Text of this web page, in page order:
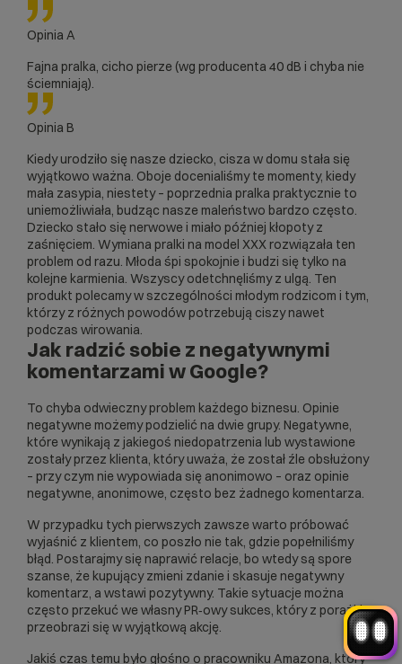
Opinia A
Fajna pralka, cicho pierze (wg producenta 40 dB i chyba nie
ściemniają).
Opinia B
Kiedy urodziło się nasze dziecko, cisza w domu stała się
wyjątkowo ważna. Oboje docenialiśmy te momenty, kiedy
mała zasypia, niestety – poprzednia pralka praktycznie to
uniemożliwiała, budząc nasze maleństwo bardzo często.
Dziecko stało się nerwowe i miało później kłopoty z
zaśnięciem. Wymiana pralki na model XXX rozwiązała ten
problem od razu. Młoda śpi spokojnie i budzi się tylko na
kolejne karmienia. Wszyscy odetchnęliśmy z ulgą. Ten
produkt polecamy w szczególności młodym rodzicom i tym,
którzy z różnych powodów potrzebują ciszy nawet
podczas wirowania.
Jak radzić sobie z negatywnymi
komentarzami w Google?
To chyba odwieczny problem każdego biznesu. Opinie
negatywne możemy podzielić na dwie grupy. Negatywne,
które wynikają z jakiegoś niedopatrzenia lub wystawione
zostały przez klienta, który uważa, że został źle obsłużony
– przy czym nie wypowiada się anonimowo – oraz opinie
negatywne, anonimowe, często bez żadnego komentarza.
W przypadku tych pierwszych zawsze warto próbować
wyjaśnić z klientem, co poszło nie tak, gdzie popełniliśmy
błąd. Postarajmy się naprawić relacje, bo wtedy są spore
szanse, że kupujący zmieni zdanie i skasuje negatywny
komentarz, a wstawi pozytywny. Takie sytuacje można
często przekuć we własny PR‑owy sukces, który z porażki
przeobrazi się w wyjątkową akcję.
Jakiś czas temu było głośno o pracowniku Amazona, który
Witaj! Jestem robo_Folks.
W czym mogę pomóc?
Kliknij kafelek albo napisz wiadomość
— znajdziemy rozwiązanie
Wybór hostingu
Optymalizacja wydajności +więcej